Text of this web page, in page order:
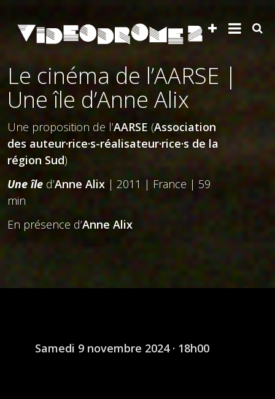
Le cinéma de l’AARSE |
Une île d’Anne Alix
Une proposition de l’AARSE (Association
des auteur·rice·s-réalisateur·rice·s de la
région Sud)
Une île d’Anne Alix | 2011 | France | 59
min
En présence d’Anne Alix
Samedi 9 novembre 2024 · 18h00